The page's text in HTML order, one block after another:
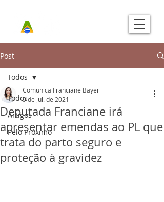
Post
Todos
Artigos
Pelo Próximo
Todos
Deputada Franciane irá
apresentar emendas ao PL que
trata do parto seguro e
proteção à gravidez
Comunica Franciane Bayer
9 de jul. de 2021